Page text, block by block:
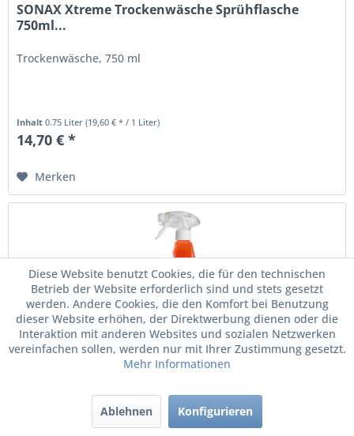
SONAX Xtreme Trockenwäsche Sprühflasche
750ml...
Trockenwäsche, 750 ml
Inhalt0.75 Liter(19,60 € * / 1 Liter)
14,70 € *
Merken
Diese Website benutzt Cookies, die für den technischen
Betrieb der Website erforderlich sind und stets gesetzt
werden. Andere Cookies, die den Komfort bei Benutzung
dieser Website erhöhen, der Direktwerbung dienen oder die
Interaktion mit anderen Websites und sozialen Netzwerken
vereinfachen sollen, werden nur mit Ihrer Zustimmung gesetzt.
Mehr Informationen
Ablehnen Konfigurieren